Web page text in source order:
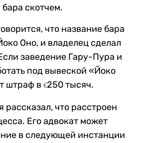
скотчем.
что название бара
Оно, и владелец сделал
заведение Гару-Пура и
под вывеской «Йоко
штраф в €250 тысяч.
рассказал, что расстроен
Его адвокат может
в следующей инстанции